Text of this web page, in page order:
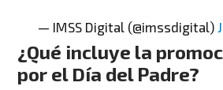
— IMSS Digital (@imssdigital)
¿Qué incluye la
por el Día del Padre?